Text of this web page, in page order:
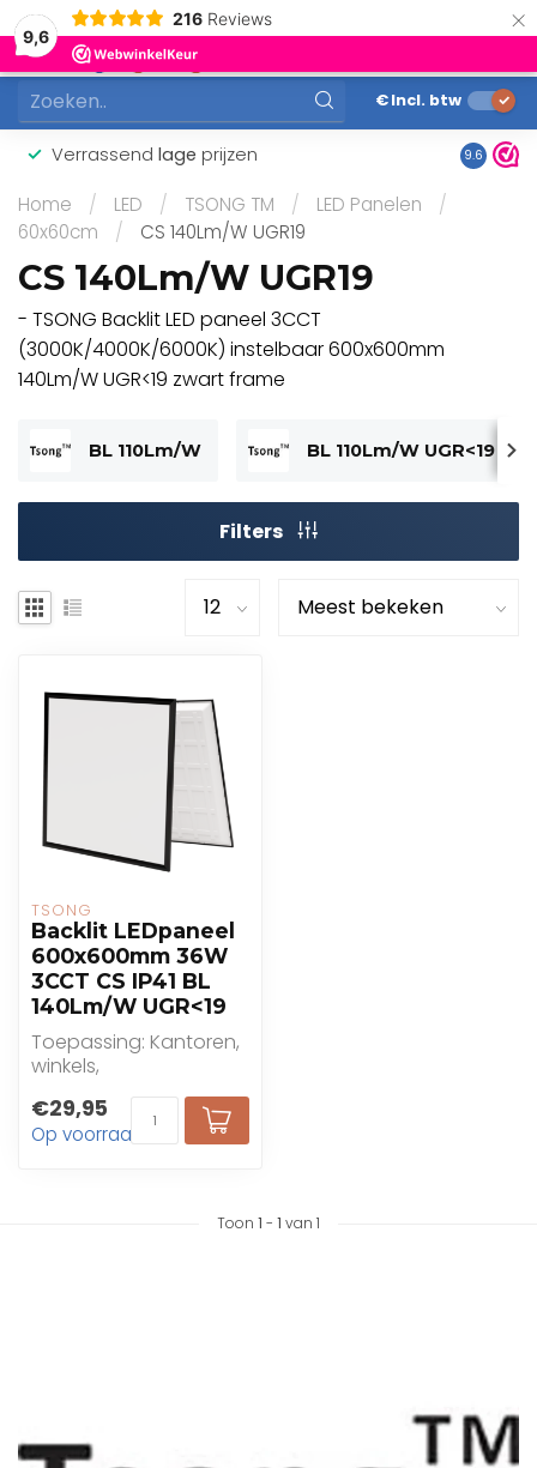
9,6
216 Reviews ×
MENU
0
€Incl. btw
Verrassend lage prijzen 9.6
Home / LED / TSONG TM / LED Panelen
/
60x60cm
/ CS 140Lm/W UGR19
CS 140Lm/W UGR19
- TSONG Backlit LED paneel 3CCT
(3000K/4000K/6000K) instelbaar 600x600mm
140Lm/W UGR<19 zwart frame
BL 110Lm/W BL 110Lm/W UGR<19
Filters
TSONG
Backlit LEDpaneel
600x600mm 36W
3CCT CS IP41 BL
140Lm/W UGR<19
Toepassing: Kantoren,
winkels,
gezondheidszorg,
onderwijs
€29,95
Op voorraad
Toon 1 - 1 van 1